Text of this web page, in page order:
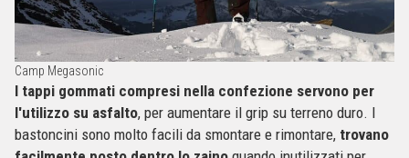
Camp Megasonic
I tappi gommati compresi nella confezione servono per
l'utilizzo su asfalto, per aumentare il grip su terreno duro. I
bastoncini sono molto facili da smontare e rimontare, trovano